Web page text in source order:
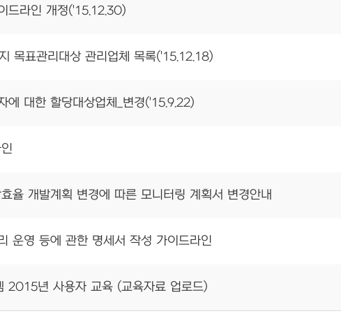
드라인 개정('15.12.30)
목표관리대상 관리업체 목록('15.12.18)
에 대한 할당대상업체_변경('15.9.22)
율 개발계획 변경에 따른 모니터링 계획서 변경안내
운영 등에 관한 명세서 작성 가이드라인
2015년 사용자 교육 (교육자료 업로드)